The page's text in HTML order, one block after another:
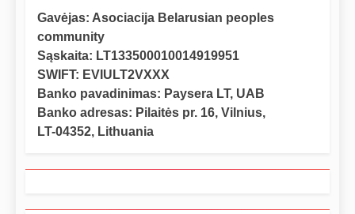
Gavėjas: Asociacija Belarusian peoples
community
Sąskaita: LT133500010014919951
SWIFT: EVIULT2VXXX
Banko pavadinimas: Paysera LT, UAB
Banko adresas: Pilaitės pr. 16, Vilnius,
LT-04352, Lithuania